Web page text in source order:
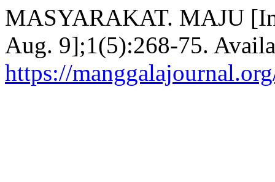
MASYARAKAT. MAJU
Aug. 9];1(5):268-75.
https://